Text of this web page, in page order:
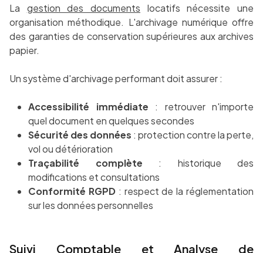
La gestion des documents locatifs nécessite une
organisation méthodique. L'archivage numérique offre
des garanties de conservation supérieures aux archives
papier.
Un système d'archivage performant doit assurer :
Accessibilité immédiate : retrouver n'importe
quel document en quelques secondes
Sécurité des données : protection contre la perte,
vol ou détérioration
Traçabilité complète : historique des
modifications et consultations
Conformité RGPD : respect de la réglementation
sur les données personnelles
Suivi Comptable et Analyse de